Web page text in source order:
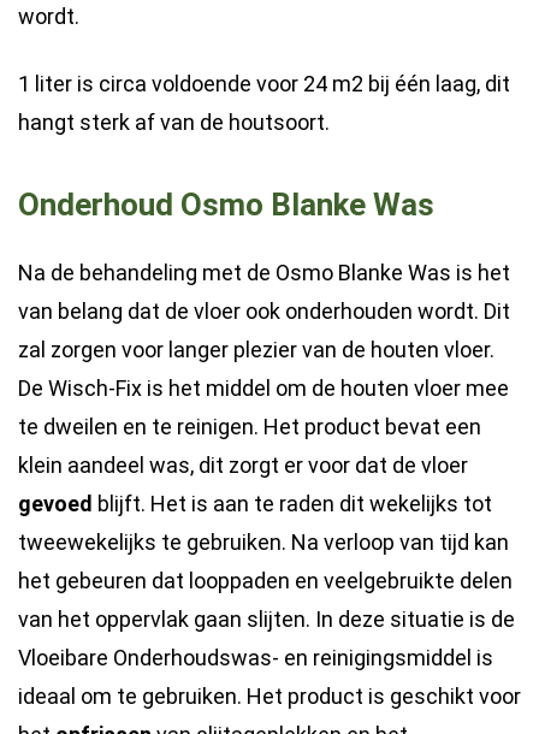
wordt.
1 liter is circa voldoende voor 24 m2 bij één laag, dit
hangt sterk af van de houtsoort.
Onderhoud Osmo Blanke Was
Na de behandeling met de Osmo Blanke Was is het
van belang dat de vloer ook onderhouden wordt. Dit
zal zorgen voor langer plezier van de houten vloer.
De Wisch-Fix is het middel om de houten vloer mee
te dweilen en te reinigen. Het product bevat een
klein aandeel was, dit zorgt er voor dat de vloer
gevoed blijft. Het is aan te raden dit wekelijks tot
tweewekelijks te gebruiken. Na verloop van tijd kan
het gebeuren dat looppaden en veelgebruikte delen
van het oppervlak gaan slijten. In deze situatie is de
Vloeibare Onderhoudswas- en reinigingsmiddel is
ideaal om te gebruiken. Het product is geschikt voor